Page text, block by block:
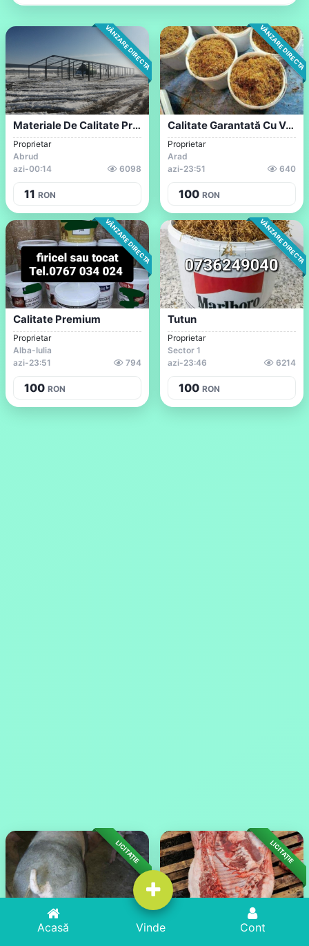
VÂNZARE DIRECTA
Materiale De Calitate Profile IPE, HEA,...
Proprietar
Abrud
azi-00:14 6098
11 RON
VÂNZARE DIRECTA
Calitate Garantată Cu Verificare
Proprietar
Arad
azi-23:51 640
100 RON
VÂNZARE DIRECTA
Calitate Premium
Proprietar
Alba-Iulia
azi-23:51 794
100 RON
VÂNZARE DIRECTA
Tutun
Proprietar
Sector 1
azi-23:46 6214
100 RON
LICITAȚIE
Porci De Carne De La 110 ..120 Kg
LICITAȚIE
Acasă Vinde Cont